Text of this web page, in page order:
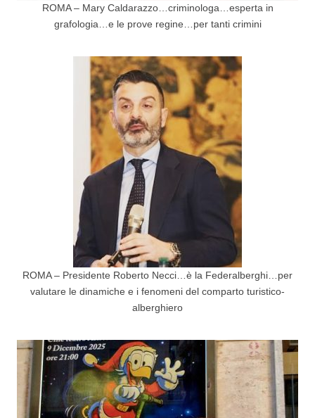
ROMA – Mary Caldarazzo…criminologa…esperta in
grafologia…e le prove regine…per tanti crimini
ROMA – Presidente Roberto Necci…è la Federalberghi…per
valutare le dinamiche e i fenomeni del comparto turistico-
alberghiero